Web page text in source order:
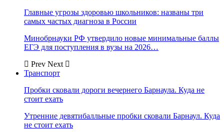
Главные угрозы здоровью школьников: названы три
самых частых диагноза в России
Минобрнауки РФ утвердило новые минимальные баллы
ЕГЭ для поступления в вузы на 2026…
Prev Next
Транспорт
Пробки сковали дороги вечернего Барнаула. Куда не
стоит ехать
Утренние девятибалльные пробки сковали Барнаул. Куда
не стоит ехать